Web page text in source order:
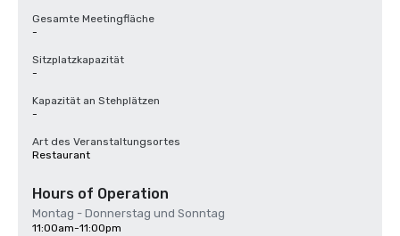
Gesamte Meetingfläche
-
Sitzplatzkapazität
-
Kapazität an Stehplätzen
-
Art des Veranstaltungsortes
Restaurant
Hours of Operation
Montag - Donnerstag und Sonntag
11:00am-11:00pm